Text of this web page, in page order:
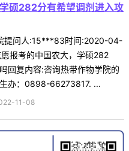
硕282分有希望调剂进入攻
提问人:15***83时间:2020-04-
报考的中国农大，学硕282
回复内容:咨询热带作物学院的
办：0898-66273817. ...
11-08